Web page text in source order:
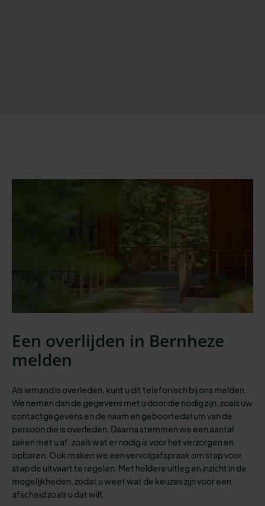
Een overlijden in Bernheze
melden
Als iemand is overleden, kunt u dit telefonisch bij ons melden.
We nemen dan de gegevens met u door die nodig zijn, zoals uw
contactgegevens en de naam en geboortedatum van de
persoon die is overleden. Daarna stemmen we een aantal
zaken met u af, zoals wat er nodig is voor het verzorgen en
opbaren. Ook maken we een vervolgafspraak om stap voor
stap de uitvaart te regelen. Met heldere uitleg en inzicht in de
mogelijkheden, zodat u weet wat de keuzes zijn voor een
afscheid zoals u dat wilt.